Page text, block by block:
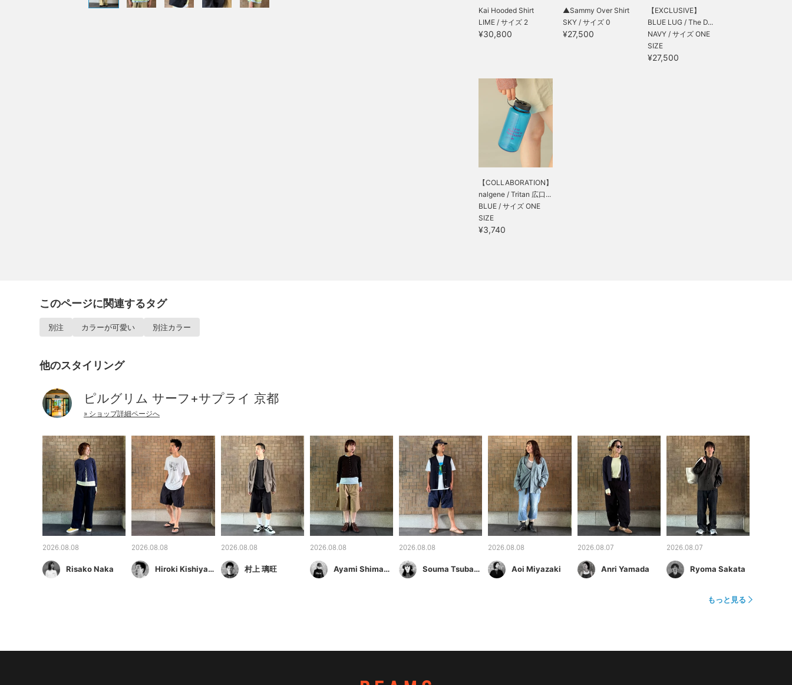
Kai Hooded Shirt
LIME / サイズ 2
¥30,800
▲Sammy Over Shirt
SKY / サイズ 0
¥27,500
【EXCLUSIVE】
BLUE LUG / The D...
NAVY / サイズ ONE
SIZE
¥27,500
【COLLABORATION】
nalgene / Tritan 広口...
BLUE / サイズ ONE
SIZE
¥3,740
このページに関連するタグ
別注 カラーが可愛い 別注カラー
他のスタイリング
ピルグリム サーフ+サプライ 京都
» ショップ詳細ページへ
2026.08.08
Risako Naka
2026.08.08
Hiroki Kishiyama
2026.08.08
村上 璃旺
2026.08.08
Ayami Shimamura
2026.08.08
Souma Tsubakino
2026.08.08
Aoi Miyazaki
2026.08.07
Anri Yamada
2026.08.07
Ryoma Sakata
もっと見る